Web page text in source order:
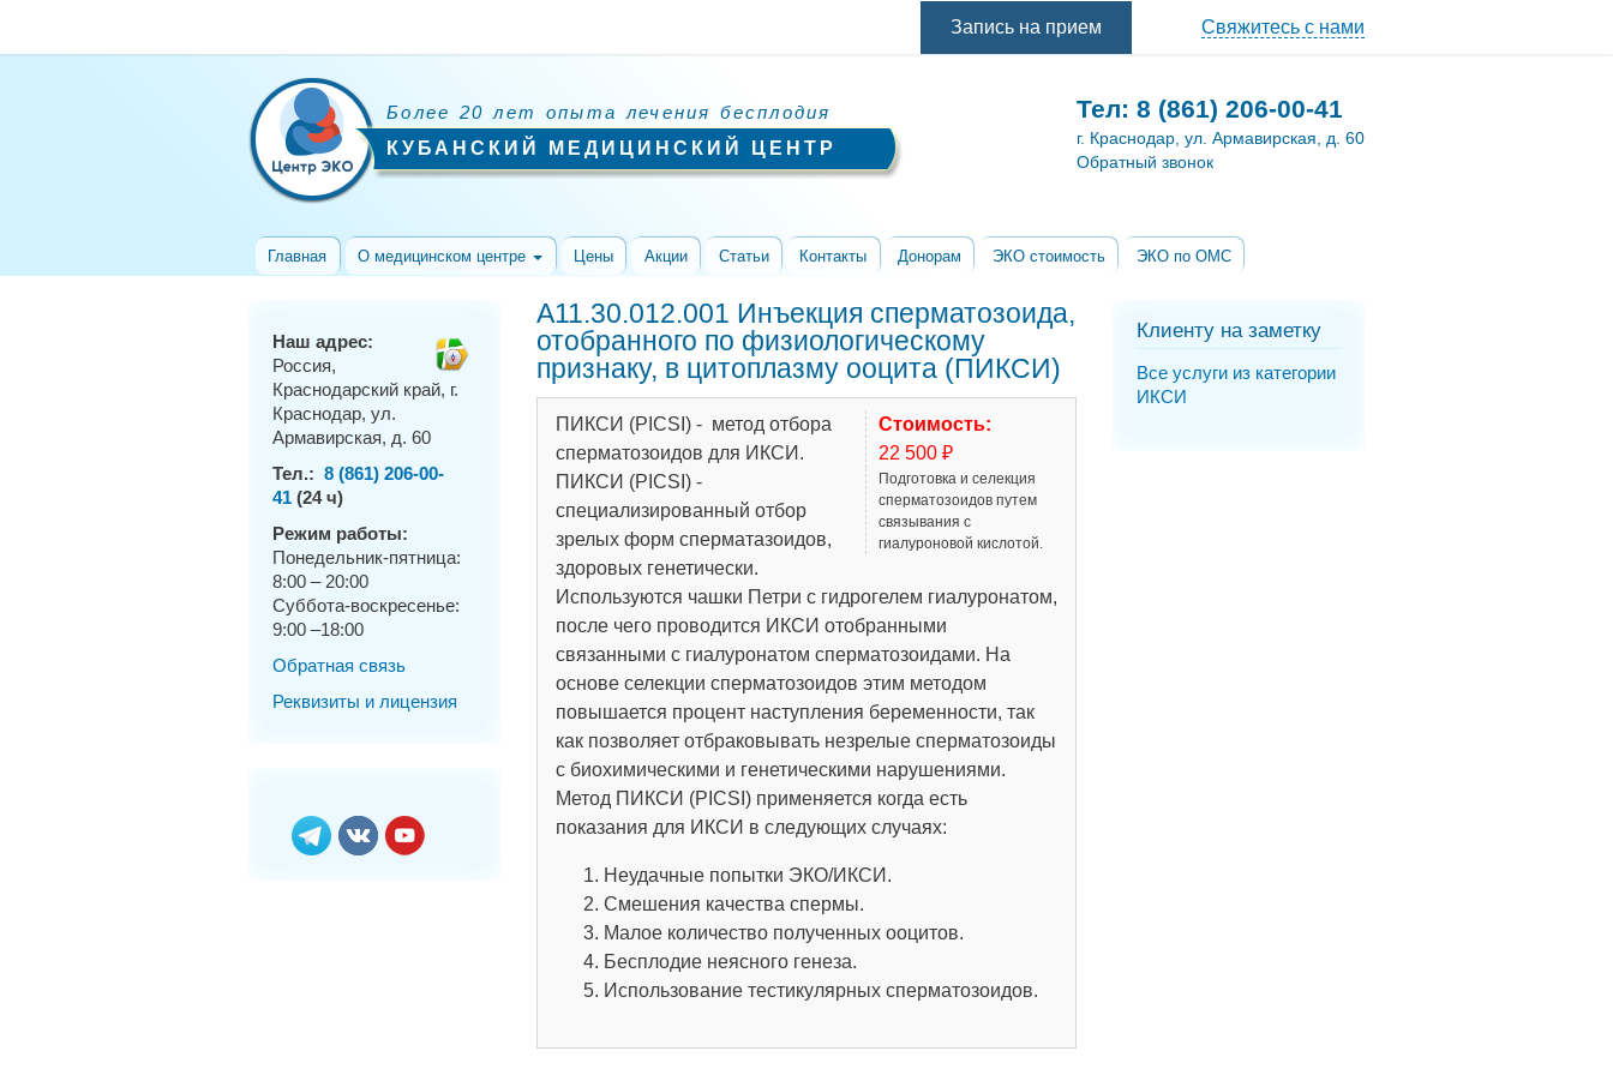
Запись на прием Свяжитесь с нами
Более 20 лет опыта лечения бесплодия
КУБАНСКИЙ МЕДИЦИНСКИЙ ЦЕНТР
Тел: 8 (861) 206-00-41
г. Краснодар, ул. Армавирская, д. 60
Обратный звонок
Главная О медицинском центре Цены Акции Статьи Контакты Донорам ЭКО стоимость ЭКО по ОМС
Наш адрес:
Россия,
Краснодарский край, г.
Краснодар, ул.
Армавирская, д. 60
Тел.: 8 (861) 206-00-
41 (24 ч)
Режим работы:
Понедельник-пятница:
8:00 – 20:00
Суббота-воскресенье:
9:00 –18:00
Обратная связь
Реквизиты и лицензия
A11.30.012.001 Инъекция сперматозоида,
отобранного по физиологическому
признаку, в цитоплазму ооцита (ПИКСИ)
Стоимость:
22 500 ₽
Подготовка и селекция
сперматозоидов путем
связывания с
гиалуроновой кислотой.
ПИКСИ (PICSI) - метод отбора
сперматозоидов для ИКСИ.
ПИКСИ (PICSI) -
специализированный отбор
зрелых форм сперматазоидов,
здоровых генетически.
Используются чашки Петри с гидрогелем гиалуронатом,
после чего проводится ИКСИ отобранными
связанными с гиалуронатом сперматозоидами. На
основе селекции сперматозоидов этим методом
повышается процент наступления беременности, так
как позволяет отбраковывать незрелые сперматозоиды
с биохимическими и генетическими нарушениями.
Метод ПИКСИ (PICSI) применяется когда есть
показания для ИКСИ в следующих случаях:
Неудачные попытки ЭКО/ИКСИ.
Смешения качества спермы.
Малое количество полученных ооцитов.
Бесплодие неясного генеза.
Использование тестикулярных сперматозоидов.
Клиенту на заметку
Все услуги из категории
ИКСИ